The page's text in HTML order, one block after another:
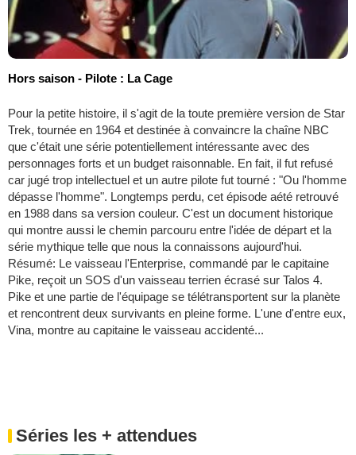
Hors saison - Pilote : La Cage
Pour la petite histoire, il s'agit de la toute première version de Star
Trek, tournée en 1964 et destinée à convaincre la chaîne NBC
que c'était une série potentiellement intéressante avec des
personnages forts et un budget raisonnable. En fait, il fut refusé
car jugé trop intellectuel et un autre pilote fut tourné : "Ou l'homme
dépasse l'homme". Longtemps perdu, cet épisode aété retrouvé
en 1988 dans sa version couleur. C'est un document historique
qui montre aussi le chemin parcouru entre l'idée de départ et la
série mythique telle que nous la connaissons aujourd'hui.
Résumé: Le vaisseau l'Enterprise, commandé par le capitaine
Pike, reçoit un SOS d'un vaisseau terrien écrasé sur Talos 4.
Pike et une partie de l'équipage se télétransportent sur la planète
et rencontrent deux survivants en pleine forme. L'une d'entre eux,
Vina, montre au capitaine le vaisseau accidenté...
Séries les + attendues